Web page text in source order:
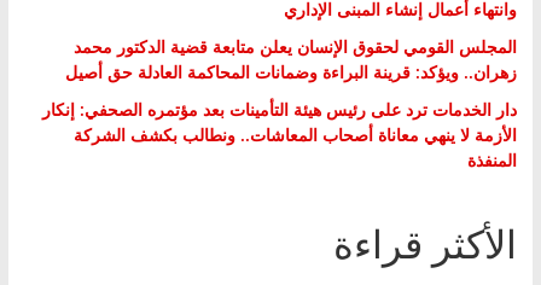
وانتهاء أعمال إنشاء المبنى الإداري
المجلس القومي لحقوق الإنسان يعلن متابعة قضية الدكتور محمد
زهران.. ويؤكد: قرينة البراءة وضمانات المحاكمة العادلة حق أصيل
دار الخدمات ترد على رئيس هيئة التأمينات بعد مؤتمره الصحفي: إنكار
الأزمة لا ينهي معاناة أصحاب المعاشات.. ونطالب بكشف الشركة
المنفذة
الأكثر قراءة